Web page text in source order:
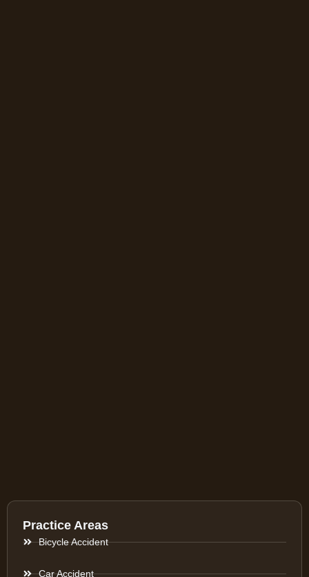
Practice Areas
Bicycle Accident
Car Accident